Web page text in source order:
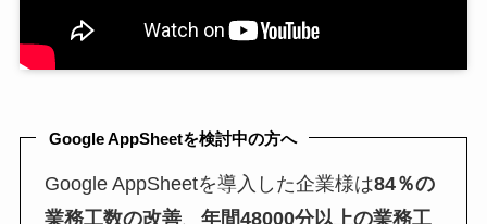
Google AppSheetを検討中の方へ
Google AppSheetを導入した企業様は84％の
業務工数の改善、年間48000分以上の業務工